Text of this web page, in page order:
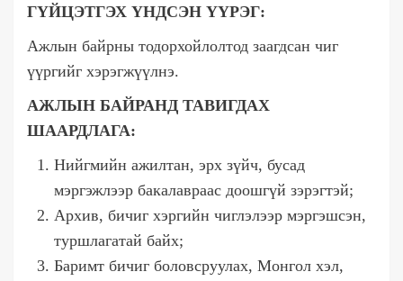
ГҮЙЦЭТГЭХ ҮНДСЭН ҮҮРЭГ:
Ажлын байрны тодорхойлолтод заагдсан чиг
үүргийг хэрэгжүүлнэ.
АЖЛЫН БАЙРАНД ТАВИГДАХ
ШААРДЛАГА:
Нийгмийн ажилтан, эрх зүйч, бусад
мэргэжлээр бакалавраас доошгүй зэрэгтэй;
Архив, бичиг хэргийн чиглэлээр мэргэшсэн,
туршлагатай байх;
Баримт бичиг боловсруулах, Монгол хэл,